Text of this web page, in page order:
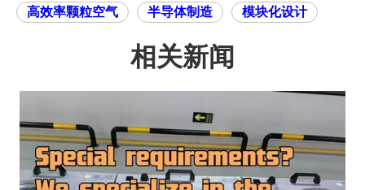
高效率颗粒空气
半导体制造 模块化设计
相关新闻